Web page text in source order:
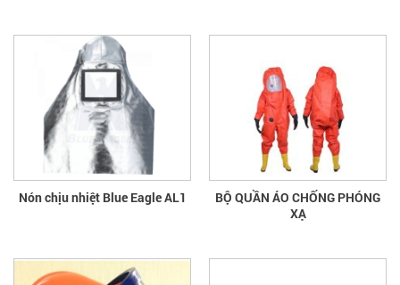
Nón chịu nhiệt Blue Eagle AL1
BỘ QUẦN ÁO CHỐNG PHÓNG
XẠ